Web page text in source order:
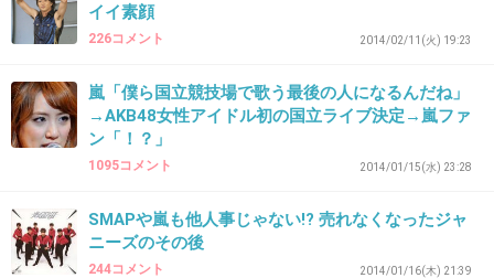
見る目はあると思う。SMAP嵐TOKIOなど個性
豊かなメンバーを人気物にしたんだから
30. 匿名 2014/03/26(水) 16:10:58
イイ素顔
226コメント 2014/02/11(火) 19:23
嵐「僕ら国立競技場で歌う最後の人になるんだね」
→AKB48女性アイドル初の国立ライブ決定→嵐ファ
ン「！？」
1095コメント 2014/01/15(水) 23:28
SMAPや嵐も他人事じゃない!? 売れなくなったジャ
ニーズのその後
244コメント 2014/01/16(木) 21:39